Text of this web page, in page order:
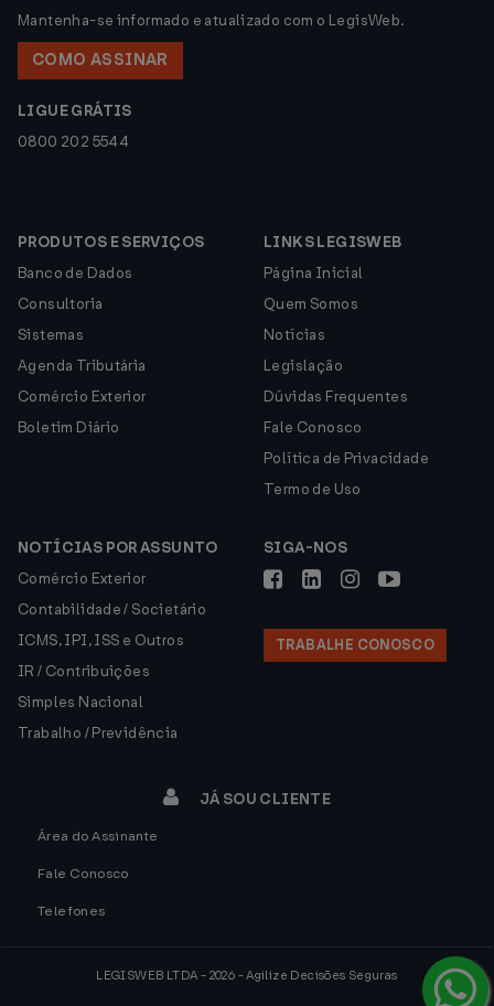
Mantenha-se informado e atualizado com o LegisWeb.
COMO ASSINAR
LIGUE GRÁTIS
0800 202 5544
PRODUTOS E SERVIÇOS
Banco de Dados
Consultoria
Sistemas
Agenda Tributária
Comércio Exterior
Boletim Diário
LINKS LEGISWEB
Página Inicial
Quem Somos
Notícias
Legislação
Dúvidas Frequentes
Fale Conosco
Política de Privacidade
Termo de Uso
NOTÍCIAS POR ASSUNTO
Comércio Exterior
Contabilidade / Societário
ICMS, IPI, ISS e Outros
IR / Contribuições
Simples Nacional
Trabalho / Previdência
SIGA-NOS
TRABALHE CONOSCO
JÁ SOU CLIENTE
Área do Assinante
Fale Conosco
Telefones
LEGISWEB LTDA - 2026 - Agilize Decisões Seguras